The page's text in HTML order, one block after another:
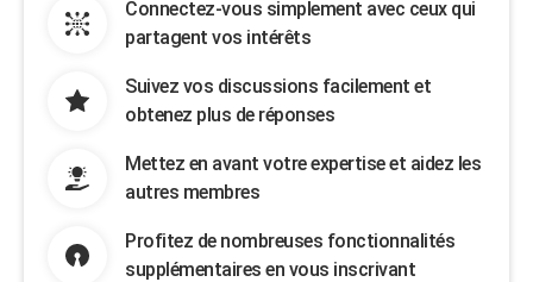
Connectez-vous simplement avec ceux qui
partagent vos intérêts
Suivez vos discussions facilement et
obtenez plus de réponses
Mettez en avant votre expertise et aidez les
autres membres
Profitez de nombreuses fonctionnalités
supplémentaires en vous inscrivant